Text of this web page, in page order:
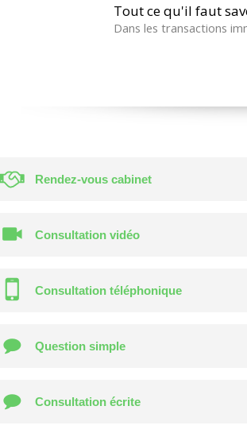
Tout ce qu'il faut
Dans les transactions
Rendez-vous cabinet
Consultation vidéo
Consultation téléphonique
Question simple
Consultation écrite